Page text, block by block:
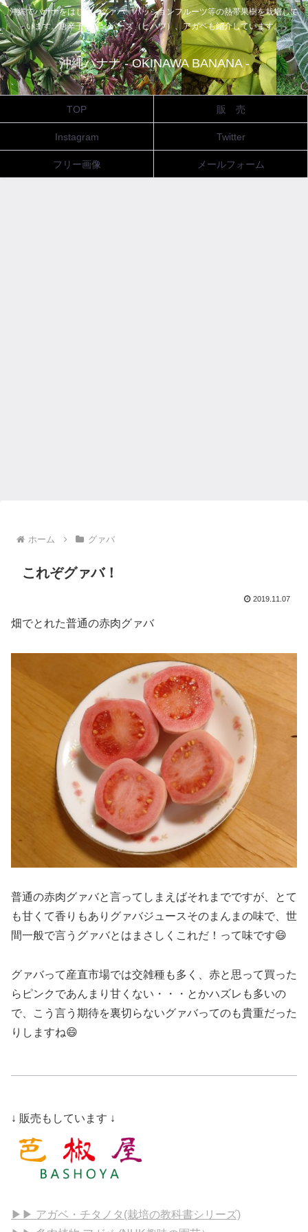
沖縄でバナナをはじめ、グァバ、パッションフルーツ等の熱帯果樹を栽培して
います。唐辛子、ピィパーズ（ヒハツ）、アガベも紹介しています。
沖縄バナナ - OKINAWA BANANA -
TOP 販 売
Instagram Twitter
フリー画像 メールフォーム
ホーム グァバ
これぞグァバ！
2019.11.07
畑でとれた普通の赤肉グァバ
普通の赤肉グァバと言ってしまえばそれまでですが、とて
も甘くて香りもありグァバジュースそのまんまの味で、世
間一般で言うグァバとはまさしくこれだ！って味です😄
グァバって産直市場では交雑種も多く、赤と思って買った
らピンクであんまり甘くない・・・とかハズレも多いの
で、こう言う期待を裏切らないグァバってのも貴重だった
りしますね😄
↓ 販売もしています ↓
▶▶ アガベ・チタノタ(栽培の教科書シリーズ)